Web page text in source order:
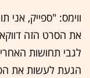
ווימס: "ספייק,
את הסרט הזה
לגבי תחושות
הגעת לעשות את